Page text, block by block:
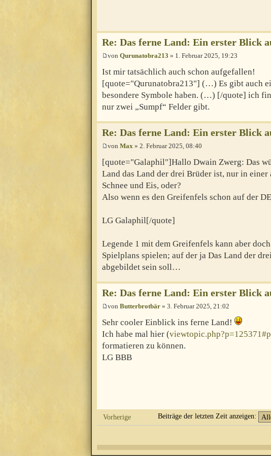
Re: Das ferne Land: Ein erster Blick
von Qurunatobra213 » 1. Februar 2025, 19:23
Ist mir tatsächlich auch schon aufgefallen!
[quote="Qurunatobra213"] (…) Es gibt auch
besondere Symbole haben. (…) [/quote] ich
nur zwei „Sumpf“ Felder gibt.
Re: Das ferne Land: Ein erster Blick
von Max » 2. Februar 2025, 08:40
[quote="Galaphil"]Hallo Dwain Zwerg: Das
Land das Land der drei Brüder ist, nur in
Schnee und Eis, oder?
Also wenn es den Greifenfels schon auf der
LG Galaphil[/quote]
Legende 1 mit dem Greifenfels kann aber
Spielplans spielen; auf der ja Das Land der
abgebildet sein soll…
Re: Das ferne Land: Ein erster Blick
von Butterbrotbär » 3. Februar 2025, 21:02
Sehr cooler Einblick ins ferne Land!
Ich habe mal hier (
formatieren zu können.
LG BBB
Vorherige Beiträge der letzten Zeit anzeigen: